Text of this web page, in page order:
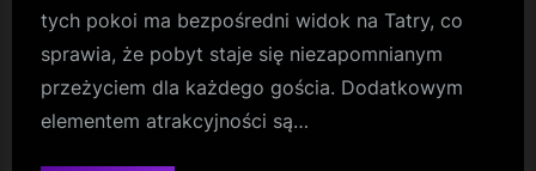
tych pokoi ma bezpośredni widok na Tatry, co
sprawia, że pobyt staje się niezapomnianym
przeżyciem dla każdego gościa. Dodatkowym
elementem atrakcyjności są…